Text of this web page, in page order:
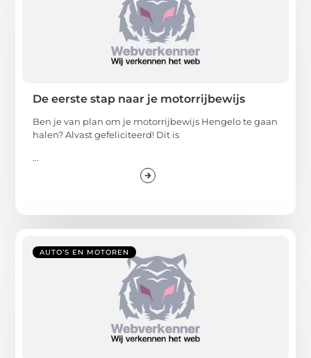
De eerste stap naar je motorrijbewijs
Ben je van plan om je motorrijbewijs Hengelo te gaan
halen? Alvast gefeliciteerd! Dit is
...
AUTO’S EN MOTOREN